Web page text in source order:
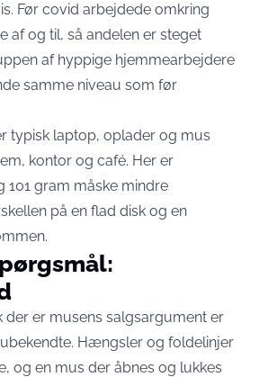
Før covid arbejdede omkring
af og til, så andelen er steget
af hyppige hjemmearbejdere
samme niveau som før
typisk laptop, oplader og mus
kontor og café. Her er
101 gram måske mindre
på en flad disk og en
der er musens salgsargument er
Hængsler og foldelinjer
og en mus der åbnes og lukkes